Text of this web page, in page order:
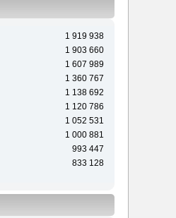
1 919 938
1 903 660
1 607 989
1 360 767
1 138 692
1 120 786
1 052 531
1 000 881
993 447
833 128